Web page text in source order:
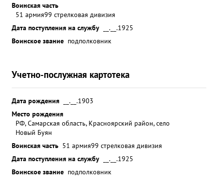
Воинская часть
51 армия99 стрелковая дивизия
Дата поступления на службу
__.__.1925
Воинское звание подполковник
Учетно-послужная картотека
Дата рождения
__.__.1903
Место рождения
РФ, Самарская область, Красноярский район, село
Новый Буян
Воинская часть 51 армия99 стрелковая дивизия
Дата поступления на службу
__.__.1925
Воинское звание подполковник